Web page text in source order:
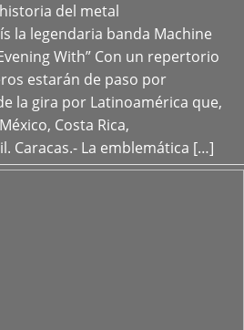
del metal
la legendaria banda Machine
With” Con un repertorio
estarán de paso por
la gira por Latinoamérica que,
Costa Rica,
Caracas.- La emblemática […]
+